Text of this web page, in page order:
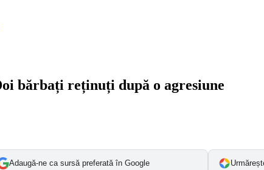
bărbați reținuți după o agresiune
Adaugă-ne ca sursă preferată în Google